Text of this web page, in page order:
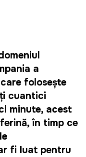
a
folosește
cuantici
minute, acest
în timp ce
fi luat pentru